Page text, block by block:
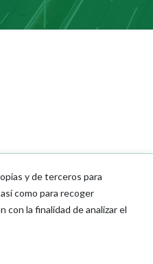
y de terceros para
como para recoger
con la finalidad de analizar el